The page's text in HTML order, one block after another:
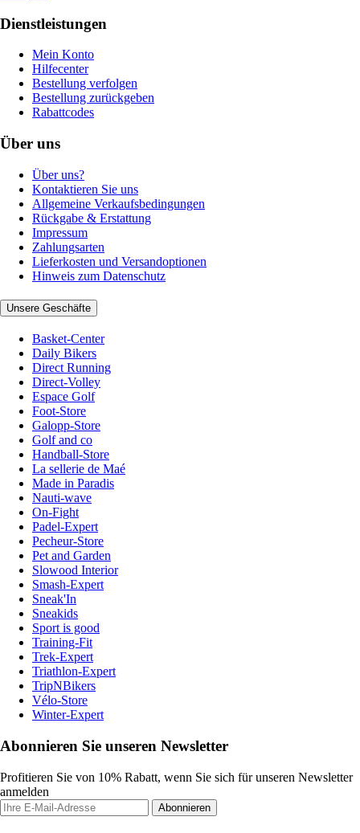
Dienstleistungen
Mein Konto
Hilfecenter
Bestellung verfolgen
Bestellung zurückgeben
Rabattcodes
Über uns
Über uns?
Kontaktieren Sie uns
Allgemeine Verkaufsbedingungen
Rückgabe & Erstattung
Impressum
Zahlungsarten
Lieferkosten und Versandoptionen
Hinweis zum Datenschutz
Unsere Geschäfte
Basket-Center
Daily Bikers
Direct Running
Direct-Volley
Espace Golf
Foot-Store
Galopp-Store
Golf and co
Handball-Store
La sellerie de Maé
Made in Paradis
Nauti-wave
On-Fight
Padel-Expert
Pecheur-Store
Pet and Garden
Slowood Interior
Smash-Expert
Sneak'In
Sneakids
Sport is good
Training-Fit
Trek-Expert
Triathlon-Expert
TripNBikers
Vélo-Store
Winter-Expert
Abonnieren Sie unseren Newsletter
Profitieren Sie von 10% Rabatt, wenn Sie sich für unseren Newsletter
anmelden
Abonnieren